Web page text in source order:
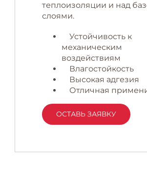
теплоизоляции и над
слоями.
Устойчивость к
механическим
воздействиям
Влагостойкость
Высокая адгезия
Отличная
ОСТАВЬ ЗАЯВКУ